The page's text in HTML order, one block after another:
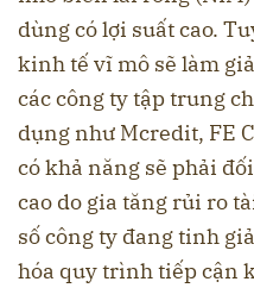
dùng có lợi suất cao.
kinh tế vĩ mô sẽ làm
các công ty tập trung
dụng như Mcredit, FE
có khả năng sẽ phải
cao do gia tăng rủi ro
số công ty đang tinh
hóa quy trình tiếp cận